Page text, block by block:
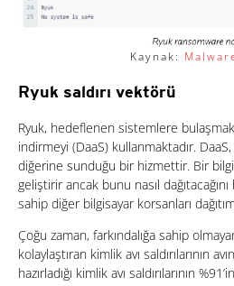
Kaynak:
Ryuk saldırı vektörü
Ryuk, hedeflenen sistemlere
indirmeyi (DaaS) kullanmaktadır.
diğerine sunduğu bir hizmettir. Bir
geliştirir ancak bunu nasıl
sahip diğer bilgisayar korsanları
Çoğu zaman, farkındalığa sahip
kolaylaştıran kimlik avı saldırılarının
hazırladığı kimlik avı saldırılarının